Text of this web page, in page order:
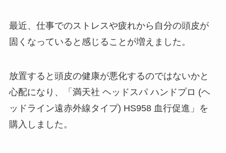
最近、仕事でのストレスや疲れから自分の頭皮が
固くなっていると感じることが増えました。
放置すると頭皮の健康が悪化するのではないかと
心配になり、「満天社 ヘッドスパ ハンドプロ (ヘ
ッドライン遠赤外線タイプ) HS958 血行促進」を
購入しました。